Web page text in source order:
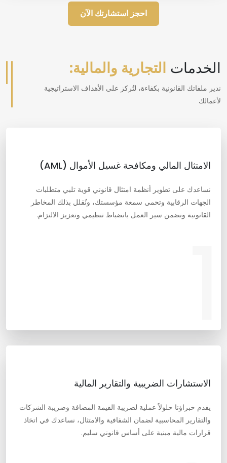
احجز استشارتك الآن
الخدمات التجارية والمالية:
ندير ملفاتك القانونية بكفاءة، لتُركز على الأهداف الاستراتيجية
لأعمالك
الامتثال المالي ومكافحة غسيل الأموال (AML)
نساعدك على تطوير أنظمة امتثال قانوني قوية تلبي متطلبات
الجهات الرقابية وتحمي سمعة مؤسستك، ونُقلل بذلك المخاطر
القانونية ونضمن سير العمل بانضباط تنظيمي وتعزيز الالتزام.
الاستشارات الضريبية والتقارير المالية
يقدم خبراؤنا حلولاً عملية لضريبة القيمة المضافة وضريبة الشركات
والتقارير المحاسبية لضمان الشفافية والامتثال، نساعدك في اتخاذ
قرارات مالية مبنية على أساس قانوني سليم.